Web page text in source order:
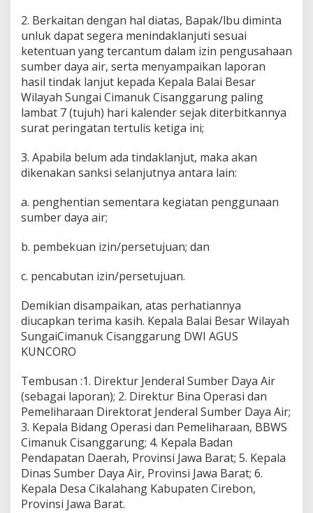
2. Berkaitan dengan hal diatas, Bapak/lbu diminta
unluk dapat segera menindaklanjuti sesuai
ketentuan yang tercantum dalam izin pengusahaan
sumber daya air, serta menyampaikan laporan
hasil tindak lanjut kepada Kepala Balai Besar
Wilayah Sungai Cimanuk Cisanggarung paling
lambat 7 (tujuh) hari kalender sejak diterbitkannya
surat peringatan tertulis ketiga ini;
3. Apabila belum ada tindaklanjut, maka akan
dikenakan sanksi selanjutnya antara lain:
a. penghentian sementara kegiatan penggunaan
sumber daya air;
b. pembekuan izin/persetujuan; dan
c. pencabutan izin/persetujuan.
Demikian disampaikan, atas perhatiannya
diucapkan terima kasih. Kepala Balai Besar Wilayah
SungaiCimanuk Cisanggarung DWI AGUS
KUNCORO
Tembusan :1. Direktur Jenderal Sumber Daya Air
(sebagai laporan); 2. Direktur Bina Operasi dan
Pemeliharaan Direktorat Jenderal Sumber Daya Air;
3. Kepala Bidang Operasi dan Pemeliharaan, BBWS
Cimanuk Cisanggarung; 4. Kepala Badan
Pendapatan Daerah, Provinsi Jawa Barat; 5. Kepala
Dinas Sumber Daya Air, Provinsi Jawa Barat; 6.
Kepala Desa Cikalahang Kabupaten Cirebon,
Provinsi Jawa Barat.